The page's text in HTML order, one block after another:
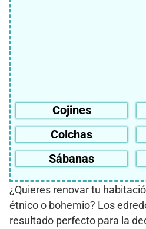
Cojines
Colchas
Sábanas
¿Quieres renovar tu
étnico o bohemio? Los
resultado perfecto para la